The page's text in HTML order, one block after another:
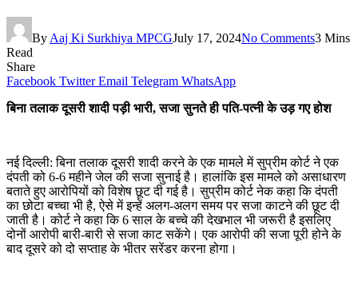
By Aaj Ki Surkhiya MPCGJuly 17, 2024No Comments3 Mins
Read
Share
Facebook Twitter Email Telegram WhatsApp
बिना तलाक दूसरी शादी पड़ी भारी, सजा सुनते ही पति-पत्नी के उड़ गए होश
नई दिल्ली: बिना तलाक दूसरी शादी करने के एक मामले में सुप्रीम कोर्ट ने एक
दंपती को 6-6 महीने जेल की सजा सुनाई है। हालांकि इस मामले को असाधारण
बताते हुए आरोपियों को विशेष छूट दी गई है। सुप्रीम कोर्ट नेक कहा कि दंपती
का छोटा बच्चा भी है, ऐसे में इन्हें अलग-अलग समय पर सजा काटने की छूट दी
जाती है। कोर्ट ने कहा कि 6 साल के बच्चे की देखभाल भी जरूरी है इसलिए
दोनों आरोपी बारी-बारी से सजा काट सकेंगे। एक आरोपी की सजा पूरी होने के
बाद दूसरे को दो सप्ताह के भीतर सरेंडर करना होगा।